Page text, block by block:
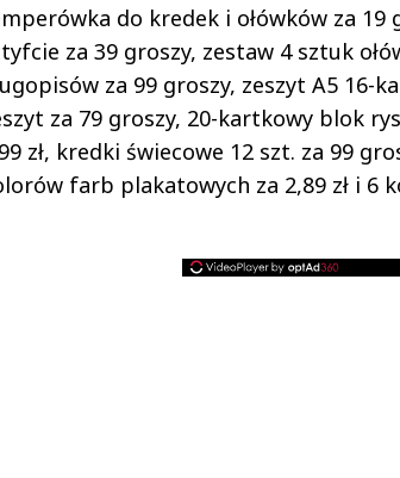
do kredek i ołówków za 19
za 39 groszy, zestaw 4 sztuk
za 99 groszy, zeszyt A5
za 79 groszy, 20-kartkowy blok
zł, kredki świecowe 12 szt. za 99
farb plakatowych za 2,89 zł i 6